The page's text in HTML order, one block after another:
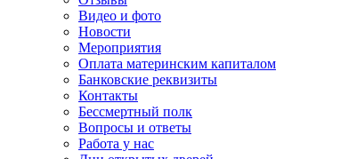
Видео и фото
Новости
Мероприятия
Оплата материнским капиталом
Банковские реквизиты
Контакты
Бессмертный полк
Вопросы и ответы
Работа у нас